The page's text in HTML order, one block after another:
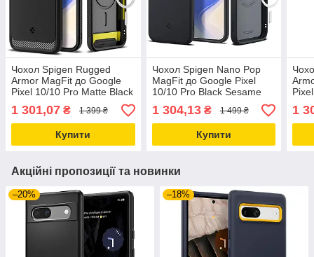
Чохол Spigen Rugged
Armor MagFit до Google
Pixel 10/10 Pro Matte Black
(ACS09698)
1 301,07 ₴ 1 399 ₴
Купити
Чохол Spigen Nano Pop
MagFit до Google Pixel
10/10 Pro Black Sesame
(ACS09713)
1 304,13₴ 1 499 ₴
Купити
1
Акційні пропозиції та новинки
–20% –18%